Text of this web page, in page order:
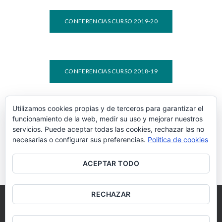
CONFERENCIAS CURSO 2019-20
CONFERENCIAS CURSO 2018-19
CONFERENCIAS CURSO 2017-18
Protección de datos
Aviso legal
Política cookies
Utilizamos cookies propias y de terceros para garantizar el
funcionamiento de la web, medir su uso y mejorar nuestros
servicios. Puede aceptar todas las cookies, rechazar las no
necesarias o configurar sus preferencias. Política de cookies
ACEPTAR TODO
RECHAZAR